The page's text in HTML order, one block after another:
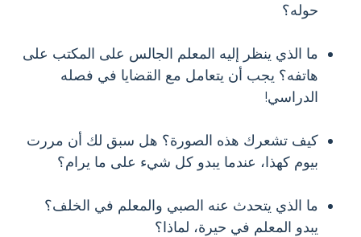
حوله؟
ما الذي ينظر إليه المعلم الجالس على المكتب على
هاتفه؟ يجب أن يتعامل مع القضايا في فصله
الدراسي!
كيف تشعرك هذه الصورة؟ هل سبق لك أن مررت
بيوم كهذا، عندما يبدو كل شيء على ما يرام؟
ما الذي يتحدث عنه الصبي والمعلم في الخلف؟
يبدو المعلم في حيرة، لماذا؟